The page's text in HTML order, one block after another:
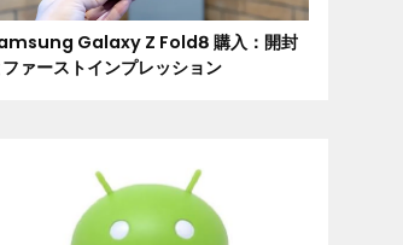
Galaxy Z Fold8 購入：開封
ファーストインプレッション